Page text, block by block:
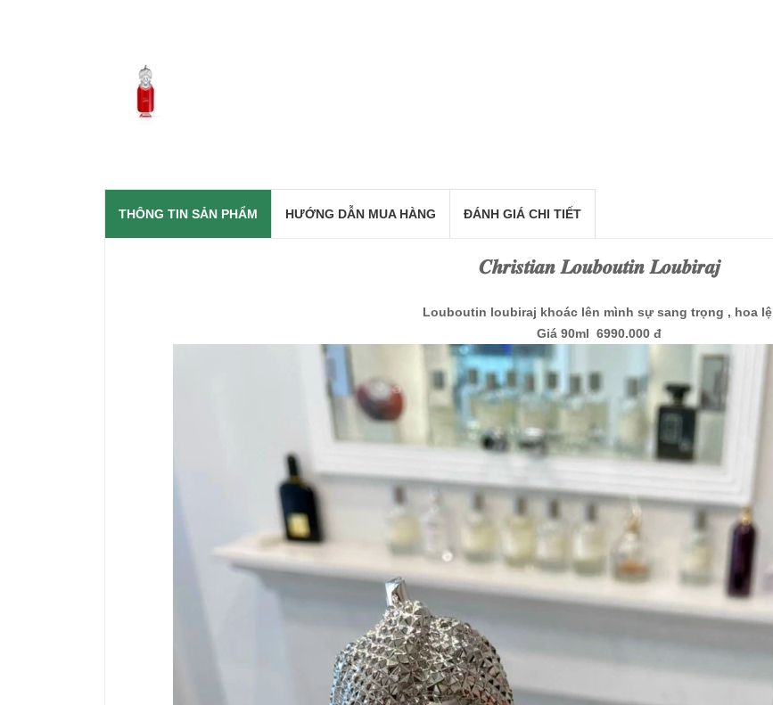
THÔNG TIN SẢN PHẨM HƯỚNG DẪN MUA HÀNG ĐÁNH GIÁ CHI TIẾT
𝑪𝒉𝒓𝒊𝒔𝒕𝒊𝒂𝒏 𝑳𝒐𝒖𝒃𝒐𝒖𝒕𝒊𝒏 𝑳𝒐𝒖𝒃𝒊𝒓𝒂𝒋
Louboutin loubiraj khoác lên mình sự sang trọng , hoa lệ
Giá 90ml 6990.000 đ